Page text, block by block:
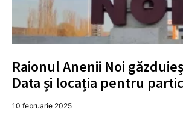
Raionul Anenii Noi
Data și locația pentru
10 februarie 2025